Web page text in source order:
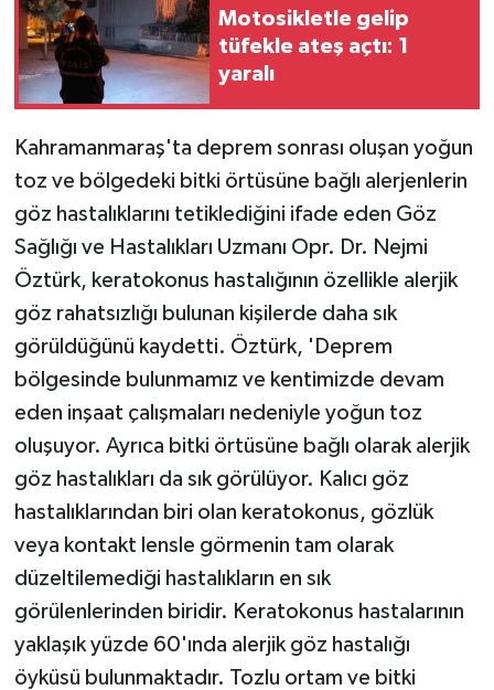
Motosikletle gelip
tüfekle ateş açtı: 1
yaralı
Kahramanmaraş'ta deprem sonrası oluşan yoğun
toz ve bölgedeki bitki örtüsüne bağlı alerjenlerin
göz hastalıklarını tetiklediğini ifade eden Göz
Sağlığı ve Hastalıkları Uzmanı Opr. Dr. Nejmi
Öztürk, keratokonus hastalığının özellikle alerjik
göz rahatsızlığı bulunan kişilerde daha sık
görüldüğünü kaydetti. Öztürk, 'Deprem
bölgesinde bulunmamız ve kentimizde devam
eden inşaat çalışmaları nedeniyle yoğun toz
oluşuyor. Ayrıca bitki örtüsüne bağlı olarak alerjik
göz hastalıkları da sık görülüyor. Kalıcı göz
hastalıklarından biri olan keratokonus, gözlük
veya kontakt lensle görmenin tam olarak
düzeltilemediği hastalıkların en sık
görülenlerinden biridir. Keratokonus hastalarının
yaklaşık yüzde 60'ında alerjik göz hastalığı
öyküsü bulunmaktadır. Tozlu ortam ve bitki